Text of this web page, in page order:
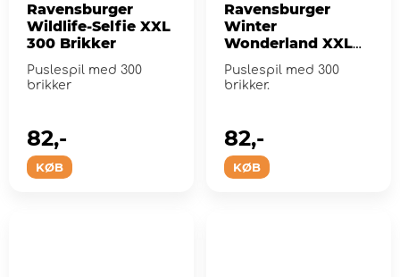
Ravensburger
Wildlife-Selfie XXL
300 Brikker
Puslespil med 300
brikker
KØB
82,-
Ravensburger
Winter
Wonderland XXL
300 Brikker
Puslespil med 300
brikker.
KØB
82,-